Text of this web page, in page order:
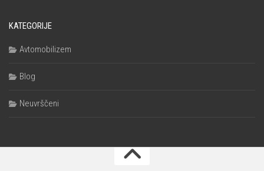
KATEGORIJE
Avtomobilizem
Blog
Neuvrščeni